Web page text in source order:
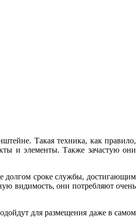
Такая техника, как правило,
и элементы. Также зачастую они
долгом сроке службы, достигающим
видимость, они потребляют очень
для размещения даже в самом